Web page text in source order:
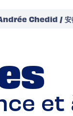
Chedid / 安
et